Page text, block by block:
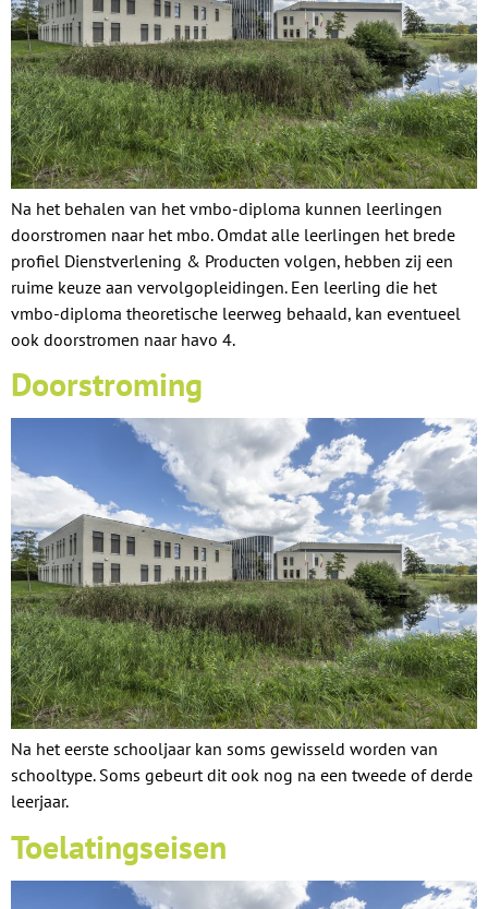
Na het behalen van het vmbo-diploma kunnen leerlingen
doorstromen naar het mbo. Omdat alle leerlingen het brede
profiel Dienstverlening & Producten volgen, hebben zij een
ruime keuze aan vervolgopleidingen. Een leerling die het
vmbo-diploma theoretische leerweg behaald, kan eventueel
ook doorstromen naar havo 4.
Doorstroming
Na het eerste schooljaar kan soms gewisseld worden van
schooltype. Soms gebeurt dit ook nog na een tweede of derde
leerjaar.
Toelatingseisen